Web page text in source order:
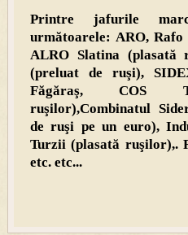
Printre jafurile
următoarele: ARO, Rafo
ALRO Slatina (plasată
(preluat de ruşi),
Făgăraş, COS
ruşilor),Combinatul
de ruşi pe un euro),
Turzii (plasată ruşilor),.
etc. etc...